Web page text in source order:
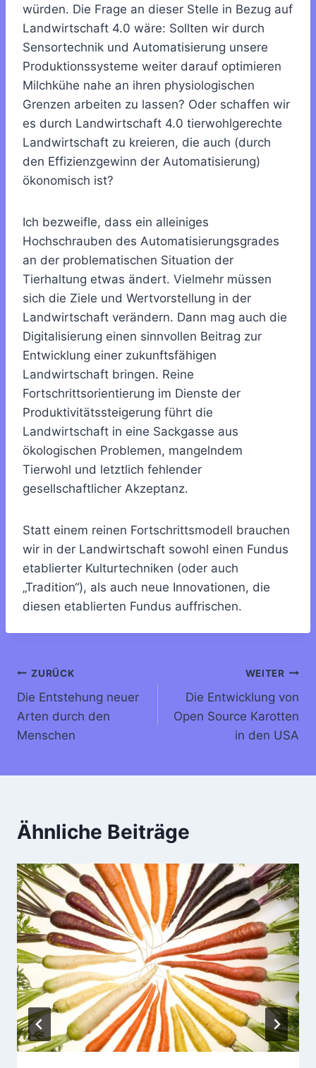
würden. Die Frage an dieser Stelle in Bezug auf
Landwirtschaft 4.0 wäre: Sollten wir durch
Sensortechnik und Automatisierung unsere
Produktionssysteme weiter darauf optimieren
Milchkühe nahe an ihren physiologischen
Grenzen arbeiten zu lassen? Oder schaffen wir
es durch Landwirtschaft 4.0 tierwohlgerechte
Landwirtschaft zu kreieren, die auch (durch
den Effizienzgewinn der Automatisierung)
ökonomisch ist?
Ich bezweifle, dass ein alleiniges
Hochschrauben des Automatisierungsgrades
an der problematischen Situation der
Tierhaltung etwas ändert. Vielmehr müssen
sich die Ziele und Wertvorstellung in der
Landwirtschaft verändern. Dann mag auch die
Digitalisierung einen sinnvollen Beitrag zur
Entwicklung einer zukunftsfähigen
Landwirtschaft bringen. Reine
Fortschrittsorientierung im Dienste der
Produktivitätssteigerung führt die
Landwirtschaft in eine Sackgasse aus
ökologischen Problemen, mangelndem
Tierwohl und letztlich fehlender
gesellschaftlicher Akzeptanz.
Statt einem reinen Fortschrittsmodell brauchen
wir in der Landwirtschaft sowohl einen Fundus
etablierter Kulturtechniken (oder auch
„Tradition“), als auch neue Innovationen, die
diesen etablierten Fundus auffrischen.
Beitragsnavigation
ZURÜCK
Die Entstehung neuer
Arten durch den
Menschen
WEITER
Die Entwicklung von
Open Source Karotten
in den USA
Ähnliche Beiträge